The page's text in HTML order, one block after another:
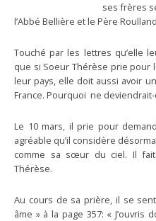
ses frères
l’Abbé Bellière et le Père
Touché par les lettres qu’elle
que si Soeur Thérèse prie pour
leur pays, elle doit aussi avoir
France. Pourquoi ne
Le 10 mars, il prie pour
agréable qu’il considère
comme sa sœur du ciel. Il
Thérèse.
Au cours de sa prière, il se
âme » à la page 357: «